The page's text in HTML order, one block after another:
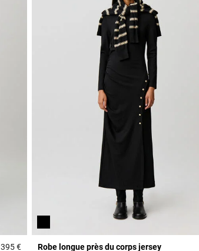
395 € Robe longue près du corps jersey